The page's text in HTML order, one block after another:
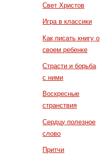
Свет Христов
Игра в классики
Как писать книгу о
своем ребенке
Страсти и борьба
с ними
Воскресные
странствия
Сердцу полезное
слово
Притчи